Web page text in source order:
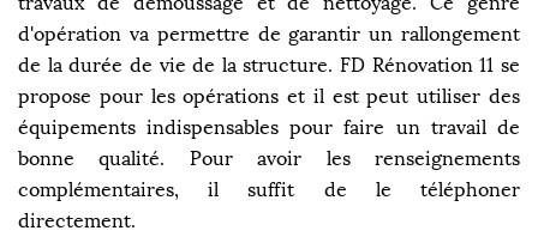
d'opération va permettre de garantir un rallongement
de la durée de vie de la structure. FD Rénovation 11 se
propose pour les opérations et il est peut utiliser des
équipements indispensables pour faire un travail de
bonne qualité. Pour avoir les renseignements
complémentaires, il suffit de le téléphoner
directement.